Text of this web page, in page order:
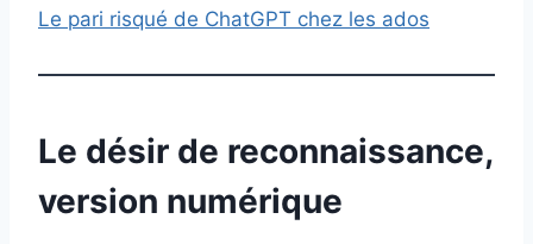
Le pari risqué de ChatGPT chez les ados
Le désir de reconnaissance,
version numérique